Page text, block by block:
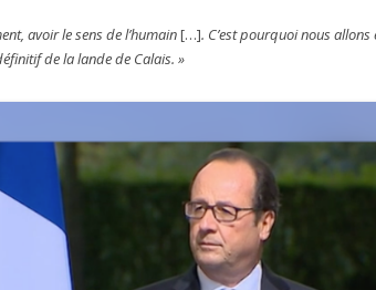
avoir le sens de l’humain[…]. C’est pourquoi nous allons
de la lande de Calais. »